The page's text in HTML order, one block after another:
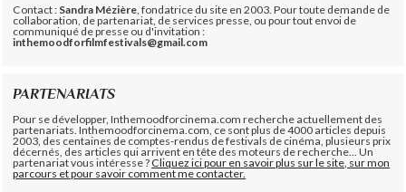
Contact : Sandra Mézière , fondatrice du site en 2003. Pour toute demande de
collaboration, de partenariat, de services presse, ou pour tout envoi de
communiqué de presse ou d'invitation :
inthemoodforfilmfestivals@gmail.com
PARTENARIATS
Pour se développer, Inthemoodforcinema.com recherche actuellement des
partenariats. Inthemoodforcinema.com, ce sont plus de 4000 articles depuis
2003, des centaines de comptes-rendus de festivals de cinéma, plusieurs prix
décernés, des articles qui arrivent en tête des moteurs de recherche... Un
partenariat vous intéresse ?Cliquez ici pour en savoir plus sur le site, sur mon
parcours et pour savoir comment me contacter.